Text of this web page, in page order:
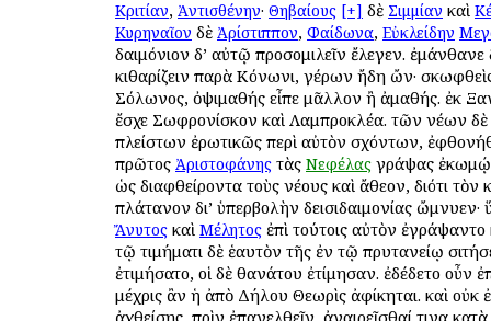
Κριτίαν, Ἀντισθένην· Θηβαίους [+] δὲ Σιμμίαν καὶ
Κυρηναῖον δὲ Ἀρίστιππον, Φαίδωνα, Εὐκλείδην
δαιμόνιον δ’ αὐτῷ προσομιλεῖν ἔλεγεν. ἐμάνθανε
κιθαρίζειν παρὰ Κόνωνι, γέρων ἤδη ὤν·
Σόλωνος, ὀψιμαθής εἶπε μᾶλλον ἢ ἀμαθής. ἐκ
ἔσχε Σωφρονίσκον καὶ Λαμπροκλέα. τῶν νέων
πλείστων ἐρωτικῶς περὶ αὐτὸν σχόντων,
πρῶτος Ἀριστοφάνης τὰς Νεφέλας γράψας
ὡς διαφθείροντα τοὺς νέους καὶ ἄθεον, διότι τὸν
πλάτανον δι’ ὑπερβολὴν δεισιδαιμονίας ὤμνυεν·
Ἄνυτος καὶ Μέλητος ἐπὶ τούτοις αὐτὸν ἐγράψαντο
τῷ τιμήματι δὲ ἑαυτὸν τῆς ἐν τῷ πρυτανείῳ
ἐτιμήσατο, οἱ δὲ θανάτου ἐτίμησαν. ἐδέδετο οὖν
μέχρις ἂν ἡ ἀπὸ Δήλου Θεωρὶς ἀφίκηται. καὶ οὐκ
ἀχθείσης, πρὶν ἐπανελθεῖν, ἀναιρεῖσθαί τινα